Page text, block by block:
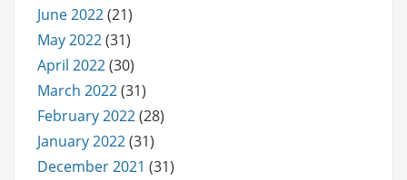
June 2022(21)
May 2022(31)
April 2022(30)
March 2022(31)
February 2022(28)
January 2022(31)
December 2021 (31)